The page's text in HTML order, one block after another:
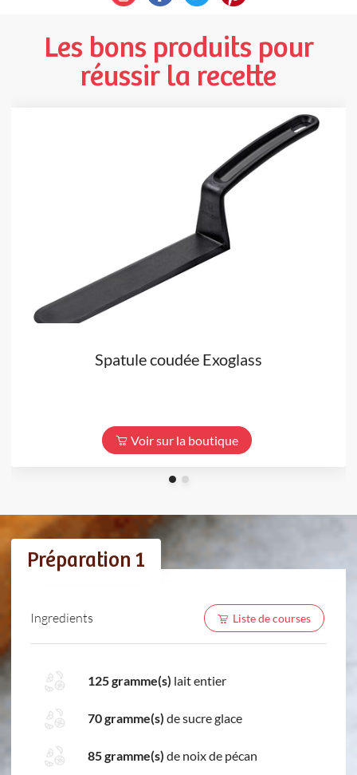
Les bons produits pour
réussir la recette
Spatule coudée Exoglass
Voir sur la boutique
Préparation 1
Ingredients Liste de courses
125 gramme(s) lait entier
70 gramme(s) de sucre glace
85 gramme(s) de noix de pécan